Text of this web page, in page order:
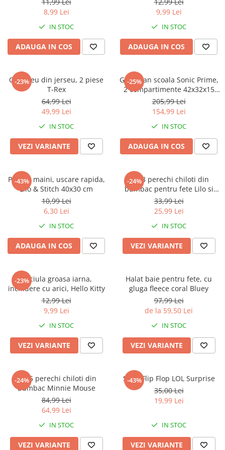
Wonder Woman
The Grinch
FLAMINGO
Incaltaminte fete
Pantofi fete
Pantofi sport fete
Sandale fete
8,99 Lei
IN STOC
ADAUGA IN COS
9,99 Lei
IN STOC
ADAUGA IN COS
-23%
Compleu din jerseu, 2 piese
T-Rex
64,99 Lei
49,99 Lei
IN STOC
VEZI VARIANTE
-25%
Ghiozdan scoala Sonic Prime,
2 compartimente 42x32x15
cm
205,99 Lei
154,99 Lei
IN STOC
ADAUGA IN COS
-43%
Prosop maini, uscare rapida,
Lilo & Stitch 40x30 cm
10,99 Lei
6,30 Lei
IN STOC
ADAUGA IN COS
-24%
Set 3 perechi chiloti din
bumbac pentru fete Lilo si
Stitch
33,99 Lei
25,99 Lei
IN STOC
VEZI VARIANTE
-23%Caciula groasa iarna,
inchidere cu arici, Hello Kitty
12,99 Lei
9,99 Lei
IN STOC
VEZI VARIANTE
Halat baie pentru fete, cu
gluga fleece coral Bluey
97,99 Lei
de la 59,50 Lei
IN STOC
VEZI VARIANTE
-24%
Set 5 perechi chiloti din
bumbac Minnie Mouse
84,99 Lei
64,99 Lei
IN STOC
VEZI VARIANTE
-43%
Slapi Flip Flop LOL Surprise
35,00 Lei
19,99 Lei
IN STOC
VEZI VARIANTE